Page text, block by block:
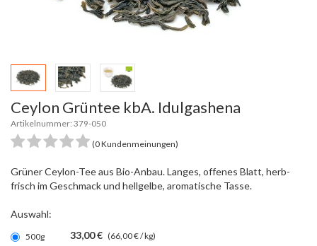
Ceylon Grüntee kbA. Idulgashena
Artikelnummer: 379-050
(0 Kundenmeinungen)
Grüner Ceylon-Tee aus Bio-Anbau. Langes, offenes Blatt, herb-
frisch im Geschmack und hellgelbe, aromatische Tasse.
Auswahl:
500g 33,00 € (66,00 € / kg)